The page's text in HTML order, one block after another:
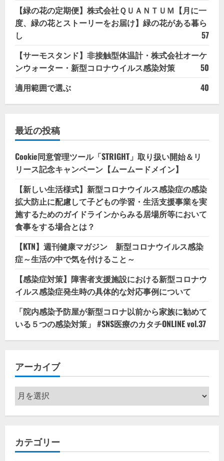
【緑の花の定期便】株式会社ＱＵＡＮＴＵＭ【月に一
度、緑の花とストーリーをお届け】緑の花がある暮ら
し
57
【サーモスタンド】非接触型体温計・株式会社オーケ
ンウォーター・新型コロナウイルス感染対策
50
適用範囲で選ぶ
40
最近の投稿
Cookie同意管理ツール「STRIGHT」取り扱い開始＆リ
リース記念キャンペーン【ムームードメイン】
【新しい生活様式】新型コロナウイルス感染症の感染
拡大防止に配慮して子どもの学習・生活支援事業を実
施するためのガイドラインからみる居場所等において
食事をする場合とは？
【KTN】週刊健康マガジン 新型コロナウイルス感染
症～生活の中で気を付けること～
【感染症対策】障害者支援施設における新型コロナウ
イルス感染症発生時の具体的な対応事例について
「院内感染予防屋が新型コロナ以前から家族に勧めて
いる５つの感染対策」 #SNS医療のカタチONLINE vol.37
アーカイブ
ア
ー
カ
ブ
カテゴリー